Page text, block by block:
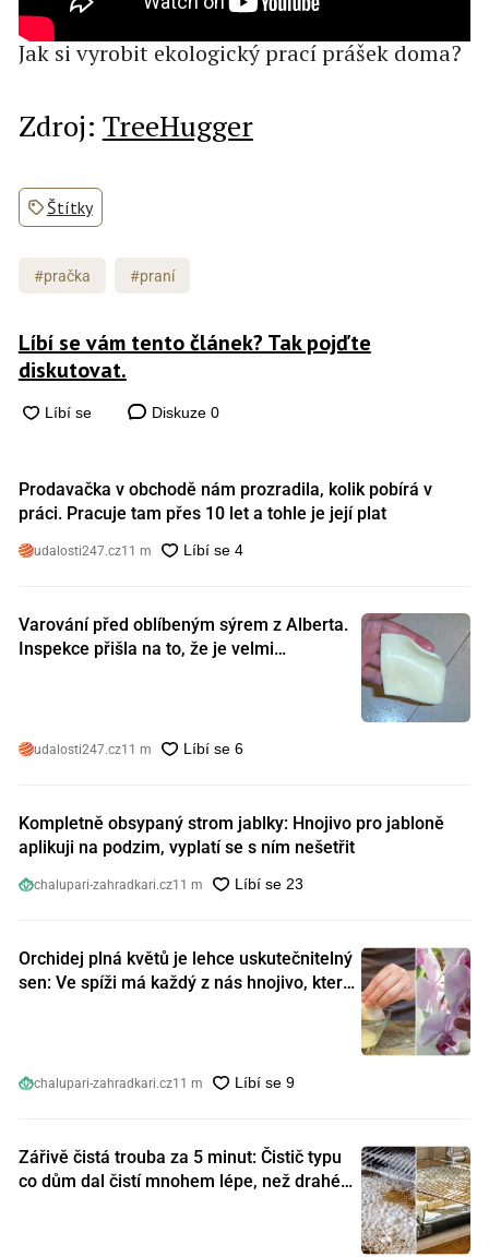
Jak si vyrobit ekologický prací prášek doma?
Zdroj: TreeHugger
Štítky
#pračka #praní
Líbí se vám tento článek? Tak pojďte
diskutovat.
Diskuze 0
Prodavačka v obchodě nám prozradila, kolik pobírá v
práci. Pracuje tam přes 10 let a tohle je její plat
udalosti247.cz11 m
Varování před oblíbeným sýrem z Alberta.
Inspekce přišla na to, že je velmi
udalosti247.cz11 m
Kompletně obsypaný strom jablky: Hnojivo pro jabloně
aplikuji na podzim, vyplatí se s ním nešetřit
chalupari-zahradkari.cz11 m
Orchidej plná květů je lehce uskutečnitelný
sen: Ve spíži má každý z nás hnojivo, které
chalupari-zahradkari.cz11 m
Zářivě čistá trouba za 5 minut: Čistič typu
co dům dal čistí mnohem lépe, než drahé